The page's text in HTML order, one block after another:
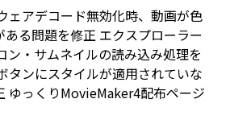
ェアデコード無効化時、動画が色
ある問題を修正 エクスプローラー
ン・サムネイルの読み込み処理を
タンにスタイルが適用されていな
ゆっくりMovieMaker4配布ページ